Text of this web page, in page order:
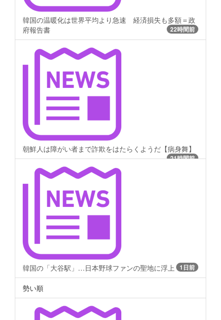
韓国の温暖化は世界平均より急速 経済損失も多額＝政
府報告書
22時間前
朝鮮人は障がい者まで詐欺をはたらくようだ【病身舞】
21時間前
韓国の「大谷駅」…日本野球ファンの聖地に浮上 1日前
勢い順